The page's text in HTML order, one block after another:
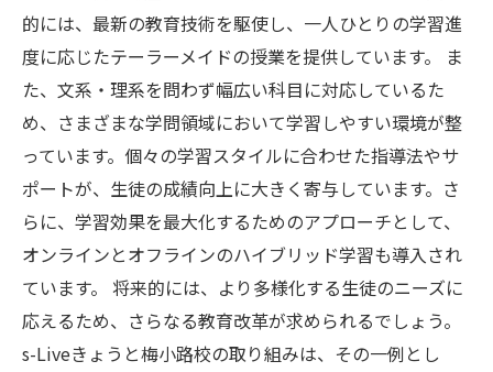
的には、最新の教育技術を駆使し、一人ひとりの学習進
度に応じたテーラーメイドの授業を提供しています。 ま
た、文系・理系を問わず幅広い科目に対応しているた
め、さまざまな学問領域において学習しやすい環境が整
っています。個々の学習スタイルに合わせた指導法やサ
ポートが、生徒の成績向上に大きく寄与しています。さ
らに、学習効果を最大化するためのアプローチとして、
オンラインとオフラインのハイブリッド学習も導入され
ています。 将来的には、より多様化する生徒のニーズに
応えるため、さらなる教育改革が求められるでしょう。
s-Liveきょうと梅小路校の取り組みは、その一例とし